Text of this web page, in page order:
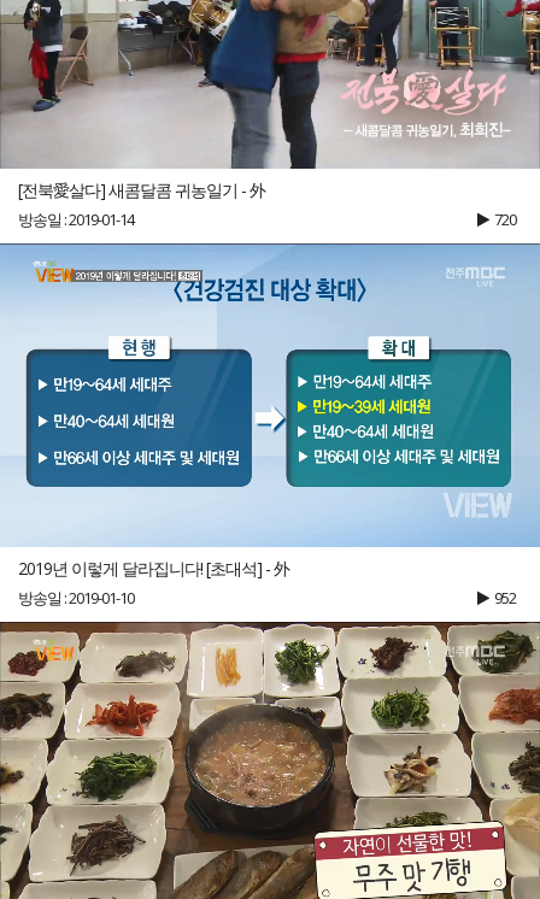
[전북愛살다] 새콤달콤 귀농일기 - 外
방송일 : 2019-01-14 720
2019년 이렇게 달라집니다! [초대석] - 外
방송일 : 2019-01-10 952